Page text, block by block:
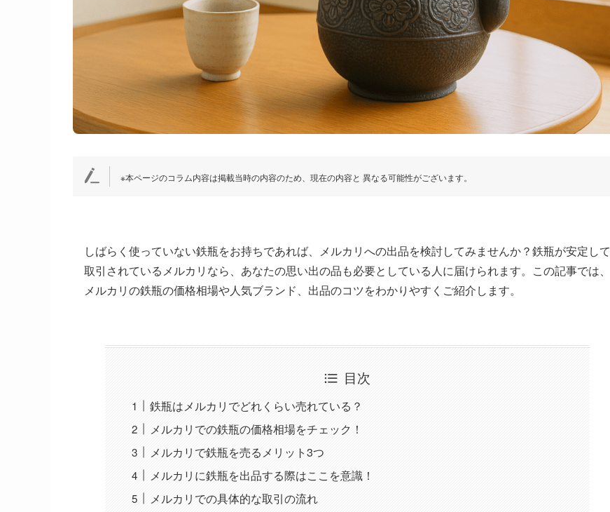
※本ページのコラム内容は掲載当時の内容のため、現在の内容と 異なる可能性がございます。
しばらく使っていない鉄瓶をお持ちであれば、メルカリへの出品を検討してみませんか？鉄瓶が安定して
取引されているメルカリなら、あなたの思い出の品も必要としている人に届けられます。この記事では、
メルカリの鉄瓶の価格相場や人気ブランド、出品のコツをわかりやすくご紹介します。
目次
鉄瓶はメルカリでどれくらい売れている？
メルカリでの鉄瓶の価格相場をチェック！
メルカリで鉄瓶を売るメリット3つ
メルカリに鉄瓶を出品する際はここを意識！
メルカリでの具体的な取引の流れ